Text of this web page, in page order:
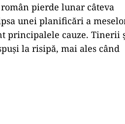
pierde lunar câteva
unei planificări a
principalele cauze. Tinerii
la risipă, mai ales când